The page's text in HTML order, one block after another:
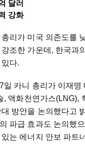
달러
강화
리가 미국 의존도를
조한 가운데, 한국과
다.
일 카니 총리가 이재명
, 액화천연가스(LNG),
방안을 논의했다고
파급 효과도 논의했
는 에너지 안보 파트